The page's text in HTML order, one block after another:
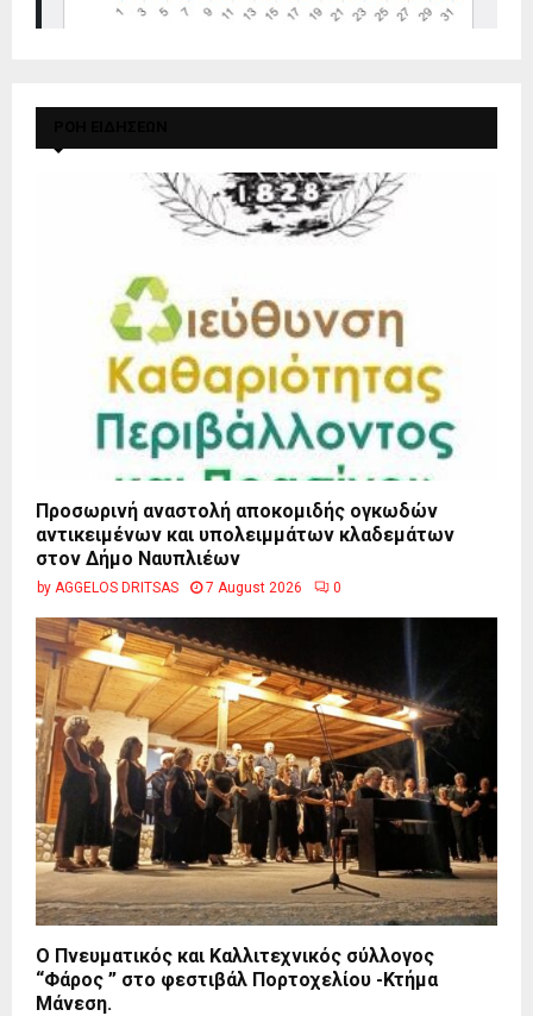
Προσωρινή αναστολή αποκομιδής ογκωδών
αντικειμένων και υπολειμμάτων κλαδεμάτων
στον Δήμο Ναυπλιέων
by AGGELOS DRITSAS 7 August 2026 0
Ο Πνευματικός και Καλλιτεχνικός σύλλογος
“Φάρος ” στο φεστιβάλ Πορτοχελίου -Κτήμα
Μάνεση.